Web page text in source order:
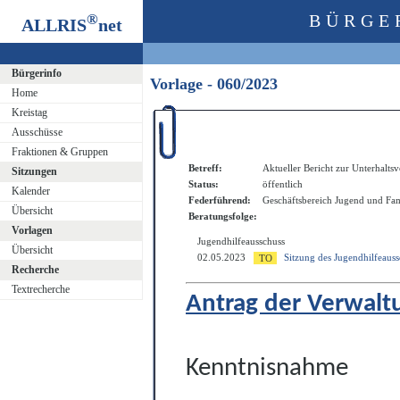
ALLRIS®net
Bürgerinfo
Home
Kreistag
Ausschüsse
Fraktionen & Gruppen
Sitzungen
Kalender
Übersicht
Vorlagen
Übersicht
Recherche
Textrecherche
Vorlage - 060/2023
Betreff:
Aktueller Bericht zur
Status:
öffentlich
Federführend:
Geschäftsbereich Jugend und
Beratungsfolge:
Jugendhilfeausschuss
02.05.2023
Sitzung des
Antrag der
Kenntnisnahme